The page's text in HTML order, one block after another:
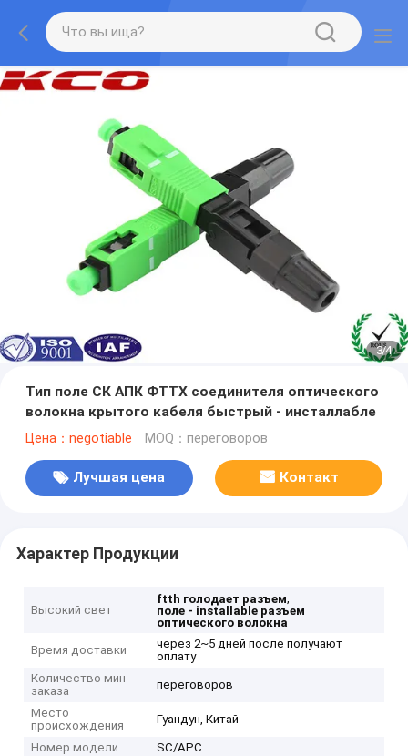
3/4
Тип поле СК АПК ФТТХ соединителя оптического
волокна крытого кабеля быстрый - инсталлабле
Цена：negotiable MOQ：переговоров
Лучшая цена Контакт
Характер Продукции
Высокий свет
ftth голодает разъем,
поле - installable разъем
оптического волокна
Время доставки
через 2~5 дней после получают
оплату
Количество мин
заказа
переговоров
Место
происхождения
Гуандун, Китай
Номер модели
SC/APC